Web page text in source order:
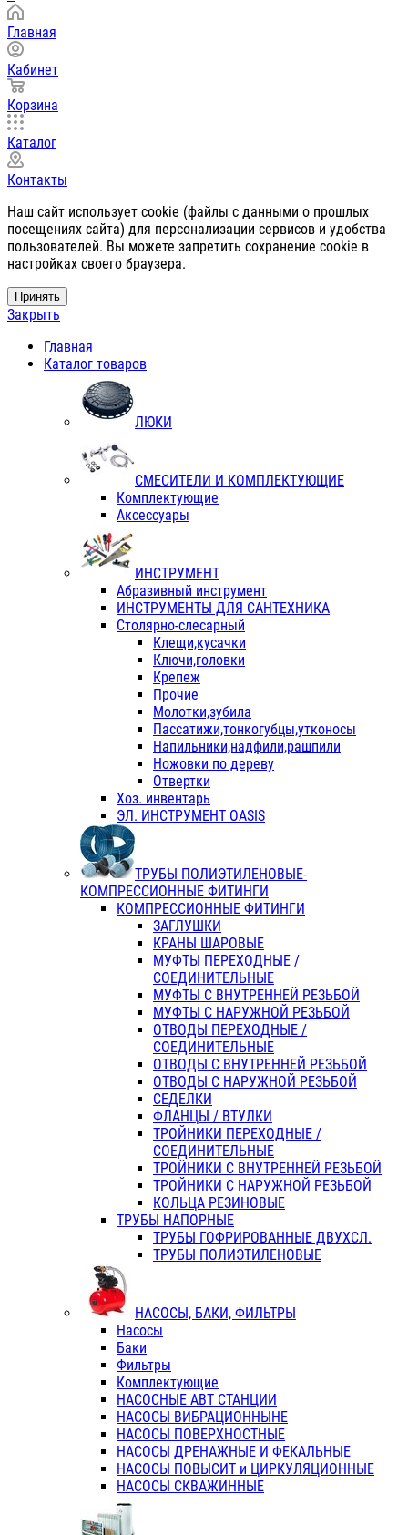
Главная
Кабинет
Корзина
Каталог
Контакты
Наш сайт использует cookie (файлы с данными о прошлых
посещениях сайта) для персонализации сервисов и удобства
пользователей. Вы можете запретить сохранение cookie в
настройках своего браузера.
Принять
Закрыть
Главная
Каталог товаров
ЛЮКИ
СМЕСИТЕЛИ И КОМПЛЕКТУЮЩИЕ
Комплектующие
Аксессуары
ИНСТРУМЕНТ
Абразивный инструмент
ИНСТРУМЕНТЫ ДЛЯ САНТЕХНИКА
Столярно-слесарный
Клещи,кусачки
Ключи,головки
Крепеж
Прочие
Молотки,зубила
Пассатижи,тонкогубцы,утконосы
Напильники,надфили,рашпили
Ножовки по дереву
Отвертки
Хоз. инвентарь
ЭЛ. ИНСТРУМЕНТ OASIS
ТРУБЫ ПОЛИЭТИЛЕНОВЫЕ-
КОМПРЕССИОННЫЕ ФИТИНГИ
КОМПРЕССИОННЫЕ ФИТИНГИ
ЗАГЛУШКИ
КРАНЫ ШАРОВЫЕ
МУФТЫ ПЕРЕХОДНЫЕ /
СОЕДИНИТЕЛЬНЫЕ
МУФТЫ С ВНУТРЕННЕЙ РЕЗЬБОЙ
МУФТЫ С НАРУЖНОЙ РЕЗЬБОЙ
ОТВОДЫ ПЕРЕХОДНЫЕ /
СОЕДИНИТЕЛЬНЫЕ
ОТВОДЫ С ВНУТРЕННЕЙ РЕЗЬБОЙ
ОТВОДЫ С НАРУЖНОЙ РЕЗЬБОЙ
СЕДЕЛКИ
ФЛАНЦЫ / ВТУЛКИ
ТРОЙНИКИ ПЕРЕХОДНЫЕ /
СОЕДИНИТЕЛЬНЫЕ
ТРОЙНИКИ С ВНУТРЕННЕЙ РЕЗЬБОЙ
ТРОЙНИКИ С НАРУЖНОЙ РЕЗЬБОЙ
КОЛЬЦА РЕЗИНОВЫЕ
ТРУБЫ НАПОРНЫЕ
ТРУБЫ ГОФРИРОВАННЫЕ ДВУХСЛ.
ТРУБЫ ПОЛИЭТИЛЕНОВЫЕ
НАСОСЫ, БАКИ, ФИЛЬТРЫ
Насосы
Баки
Фильтры
Комплектующие
НАСОСНЫЕ АВТ СТАНЦИИ
НАСОСЫ ВИБРАЦИОННЫНЕ
НАСОСЫ ПОВЕРХНОСТНЫЕ
НАСОСЫ ДРЕНАЖНЫЕ И ФЕКАЛЬНЫЕ
НАСОСЫ ПОВЫСИТ и ЦИРКУЛЯЦИОННЫЕ
НАСОСЫ СКВАЖИННЫЕ